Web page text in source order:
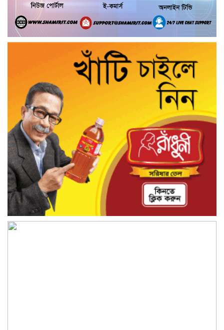
মাদকের সাথে জড়িত ব্যাক্তিদের কোন প্রকার
ছাড় নেই, নেওয়া হবে কঠোর ব্যবস্থা খুলনা
জেলা পুলিশ সুপার
“জুলাই কোন দল বা গোষ্টীর নয়, এটি সমগ্র
জাতির ” অ্যাডভোকেট জালাল উদ্দিন এমপি
ধামরাইয়ে ট্রাক চাপায় মোটরসাইকেল আরোহী
পশু চিকিৎসক নিহত, আহত ৩